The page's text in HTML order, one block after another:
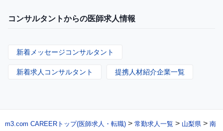
コンサルタントからの医師求人情報
新着メッセージコンサルタント
新着求人コンサルタント 提携人材紹介企業一覧
m3.com CAREERトップ(医師求人・転職) > 常勤求人一覧 > 山梨県 > 南